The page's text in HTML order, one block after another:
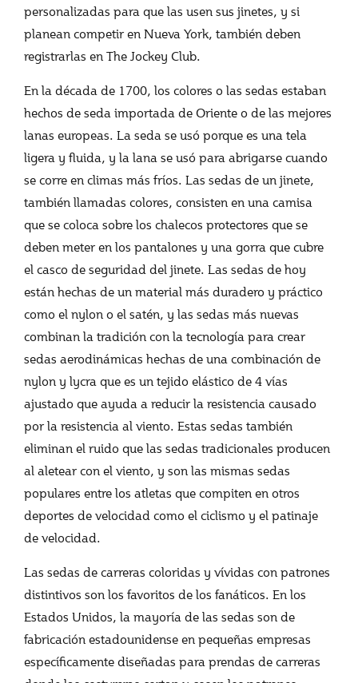
personalizadas para que las usen sus jinetes, y si
planean competir en Nueva York, también deben
registrarlas en The Jockey Club.
En la década de 1700, los colores o las sedas estaban
hechos de seda importada de Oriente o de las mejores
lanas europeas. La seda se usó porque es una tela
ligera y fluida, y la lana se usó para abrigarse cuando
se corre en climas más fríos. Las sedas de un jinete,
también llamadas colores, consisten en una camisa
que se coloca sobre los chalecos protectores que se
deben meter en los pantalones y una gorra que cubre
el casco de seguridad del jinete. Las sedas de hoy
están hechas de un material más duradero y práctico
como el nylon o el satén, y las sedas más nuevas
combinan la tradición con la tecnología para crear
sedas aerodinámicas hechas de una combinación de
nylon y lycra que es un tejido elástico de 4 vías
ajustado que ayuda a reducir la resistencia causado
por la resistencia al viento. Estas sedas también
eliminan el ruido que las sedas tradicionales producen
al aletear con el viento, y son las mismas sedas
populares entre los atletas que compiten en otros
deportes de velocidad como el ciclismo y el patinaje
de velocidad.
Las sedas de carreras coloridas y vívidas con patrones
distintivos son los favoritos de los fanáticos. En los
Estados Unidos, la mayoría de las sedas son de
fabricación estadounidense en pequeñas empresas
específicamente diseñadas para prendas de carreras